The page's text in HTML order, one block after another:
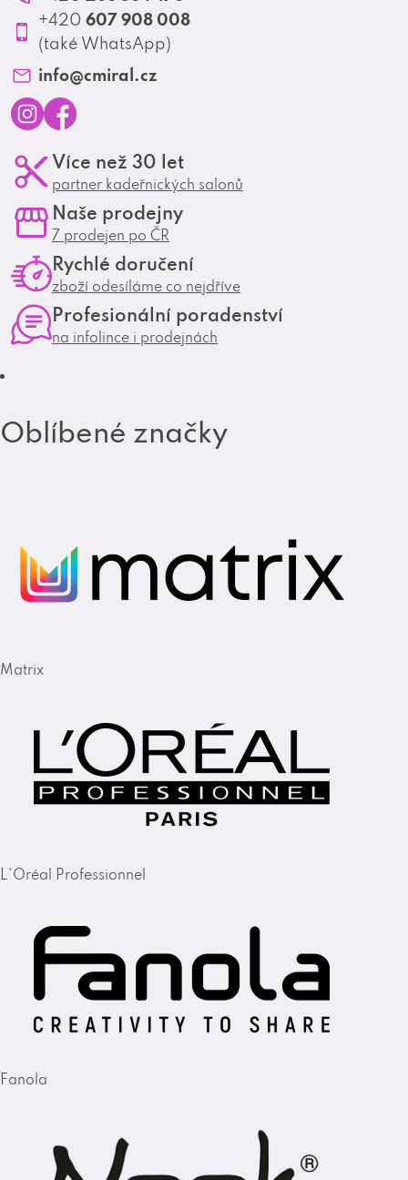
Produktové katalogy
Profesionální spolupráce
Matrix Club
+420 607 908 008
(také WhatsApp)
info@cmiral.cz
n
s
g
a
m
a
e
o
o
k
Více než 30 let
partner kadeřnických salonů
Naše prodejny
7 prodejen po ČR
Rychlé doručení
zboží odesíláme co nejdříve
Profesionální poradenství
na infolince i prodejnách
Oblíbené značky
Matrix
L'Oréal Professionnel
Fanola